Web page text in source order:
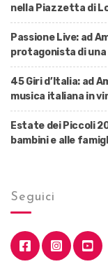
nella Piazzetta di
Passione Live: ad
protagonista di
45 Giri d’Italia: ad
musica italiana in
Estate dei Piccoli
bambini e alle
Seguici